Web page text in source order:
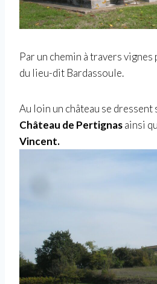
Par un chemin à travers
du lieu-dit Bardassoule.
Au loin un château se
Château de Pertignasainsi
Vincent.